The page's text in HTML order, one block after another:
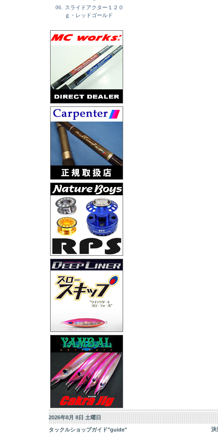
06.
スライドアクター１２０
ｇ・レッドゴールド
2026年8月 8日 土曜日
タックルショップガイド"guide" 決